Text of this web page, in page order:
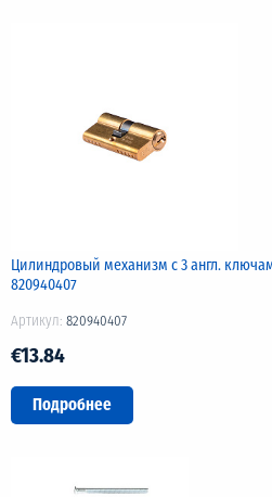
Цилиндровый механизм с 3 англ.
820940407
Артикул: 820940407
€13.84
Подробнее